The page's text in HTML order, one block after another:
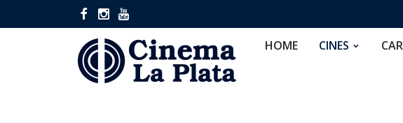
HOME CINES